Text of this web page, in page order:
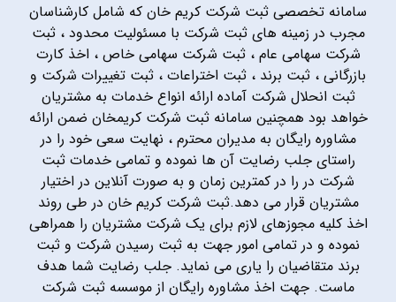
سامانه تخصصی ثبت شرکت کریم خان که شامل کارشناسان
مجرب در زمینه های ثبت شرکت با مسئولیت محدود ، ثبت
شرکت سهامی عام ، ثبت شرکت سهامی خاص ، اخذ کارت
بازرگانی ، ثبت برند ، ثبت اختراعات ، ثبت تغییرات شرکت و
ثبت انحلال شرکت آماده ارائه انواع خدمات به مشتریان
خواهد بود همچنین سامانه ثبت شرکت کریمخان ضمن ارائه
مشاوره رایگان به مدیران محترم ، نهایت سعی خود را در
راستای جلب رضایت آن ها نموده و تمامی خدمات ثبت
شرکت در را در کمترین زمان و به صورت آنلاین در اختیار
مشتریان قرار می دهد.ثبت شرکت کریم خان در طی روند
اخذ کلیه مجوزهای لازم برای یک شرکت مشتریان را همراهی
نموده و در تمامی امور جهت به ثبت رسیدن شرکت و ثبت
برند متقاضیان را یاری می نماید. جلب رضایت شما هدف
ماست. جهت اخذ مشاوره رایگان از موسسه ثبت شرکت